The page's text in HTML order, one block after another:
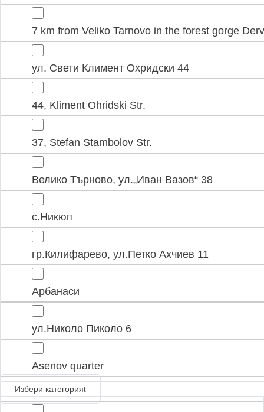
7 km from Veliko Tarnovo in the forest gorge
ул. Свети Климент Охридски 44
44, Kliment Ohridski Str.
37, Stefan Stambolov Str.
Велико Търново, ул.„Иван Вазов“ 38
с.Никюп
гр.Килифарево, ул.Петко Ахчиев 11
Арбанаси
ул.Николо Пиколо 6
Asenov quarter
Избери категория